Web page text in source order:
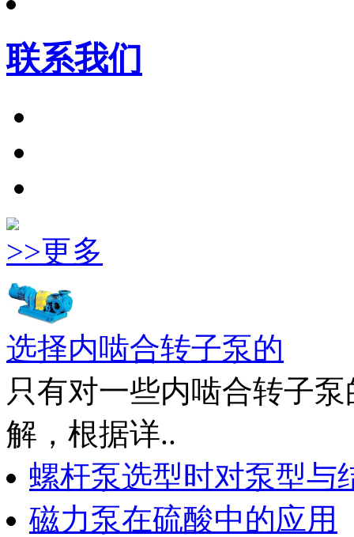
联系我们
>>更多
选择内啮合转子泵的
只有对一些内啮合转子
解，根据详..
螺杆泵选型时对泵型与
磁力泵在硫酸中的应用